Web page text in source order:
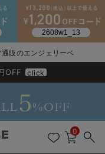
販のエンジェリーベ
以上で送料無料
OFF click
0